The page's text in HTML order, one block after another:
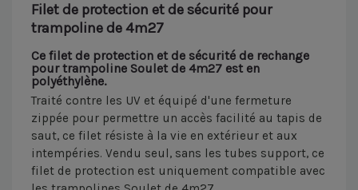
Filet de protection et de sécurité pour
trampoline de 4m27
Ce filet de protection et de sécurité de rechange
pour trampoline Soulet de 4m27 est en
polyéthylène.
Traité contre les UV et équipé d'une fermeture
zippée pour permettre un accès facilité au tapis de
saut, ce filet résiste à la vie en extérieur et aux
intempéries. Vendu seul, sans les tubes support, ce
filet de protection est uniquement compatible avec